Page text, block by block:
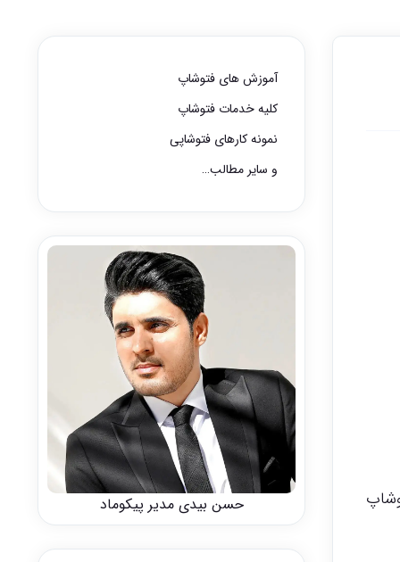
آموزش های فتوشاپ
کلیه خدمات فتوشاپ
نمونه کارهای فتوشاپی
و سایر مطالب…
حسن بیدی مدیر پیکوماد